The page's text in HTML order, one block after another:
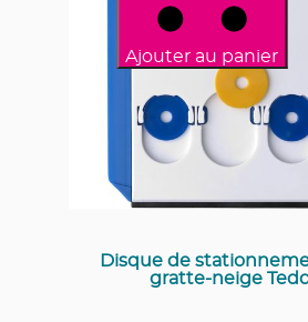
Ajouter au panier
Disque de
gratte-neige